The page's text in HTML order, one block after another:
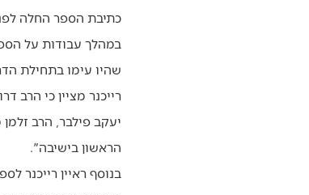
כתיבת הספר החלה
שהיו עימו בתחילת
רייכנר מציין כי הרב
יעקב פילבר, הרב
הראשון בישיבה".
בנוסף ראיין רייכנר